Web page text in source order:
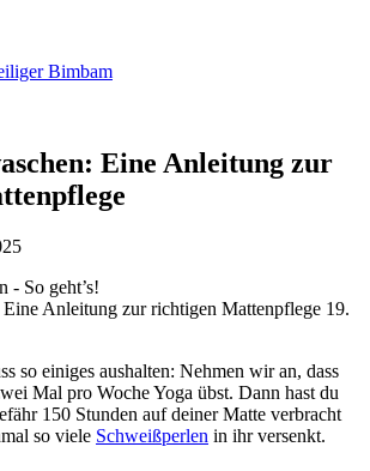
Bimbam
Eine Anleitung zur
Eine Anleitung zur richtigen Mattenpflege 19.
so einiges aushalten: Nehmen wir an, dass
Mal pro Woche Yoga übst. Dann hast du
150 Stunden auf deiner Matte verbracht
so viele Schweißperlen in ihr versenkt.